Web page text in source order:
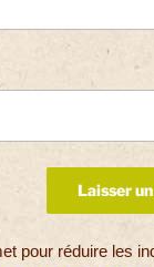
pour réduire les